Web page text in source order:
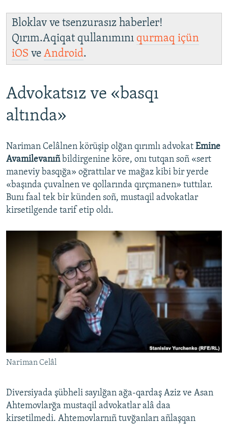
Bloklav ve tsenzurasız haberler!
Qırım.Aqiqat qullanımını qurmaq içün
iOS ve Android.
Advokatsız ve «basqı
altında»
Nariman Celâlnen körüşip olğan qırımlı advokat Emine
Avamilevanıñ bildirgenine köre, onı tutqan soñ «sert
maneviy basqığa» oğrattılar ve mağaz kibi bir yerde
«başında çuvalnen ve qollarında qırçmanen» tuttılar.
Bunı faal tek bir künden soñ, mustaqil advokatlar
kirsetilgende tarif etip oldı.
Nariman Celâl
Diversiyada şübheli sayılğan ağa-qardaş Aziz ve Asan
Ahtemovlarğa mustaqil advokatlar alâ daa
kirsetilmedi. Ahtemovlarnıñ tuvğanları añlaşqan